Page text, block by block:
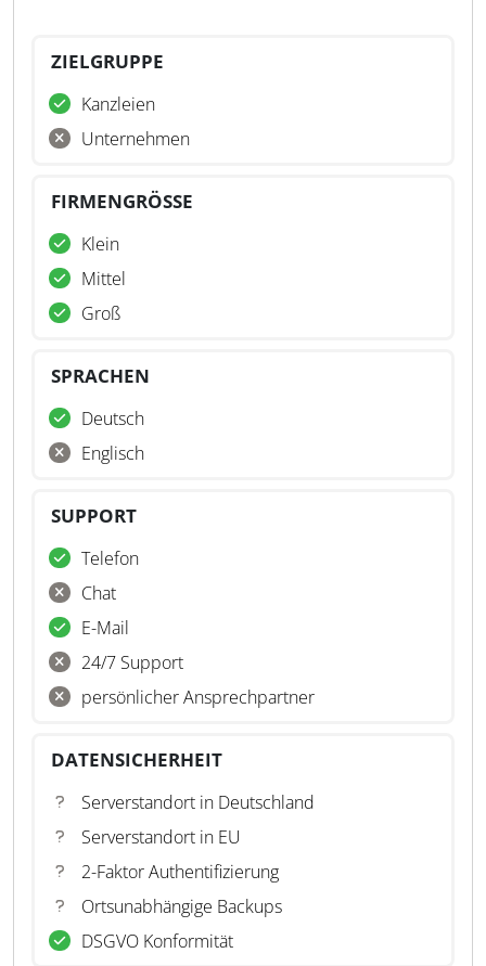
ZIELGRUPPE
Kanzleien
Unternehmen
FIRMENGRÖSSE
Klein
Mittel
Groß
SPRACHEN
Deutsch
Englisch
SUPPORT
Telefon
Chat
E-Mail
24/7 Support
persönlicher Ansprechpartner
DATENSICHERHEIT
Serverstandort in Deutschland
Serverstandort in EU
2-Faktor Authentifizierung
Ortsunabhängige Backups
DSGVO Konformität